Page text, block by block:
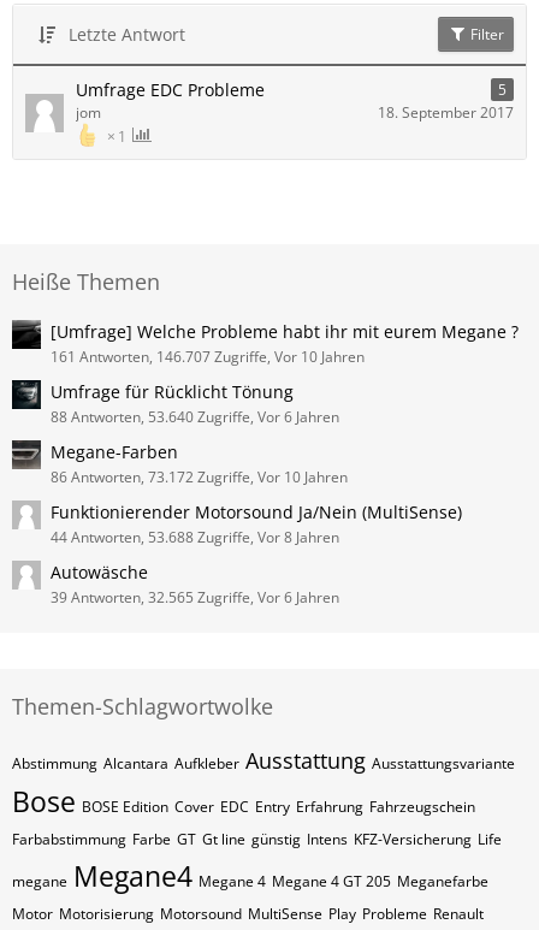
Letzte Antwort Filter
Umfrage EDC Probleme 5
1
jom 18. September 2017
Heiße Themen
[Umfrage] Welche Probleme habt ihr mit eurem Megane ?
161 Antworten, 146.707 Zugriffe, Vor 10 Jahren
Umfrage für Rücklicht Tönung
88 Antworten, 53.640 Zugriffe, Vor 6 Jahren
Megane-Farben
86 Antworten, 73.172 Zugriffe, Vor 10 Jahren
Funktionierender Motorsound Ja/Nein (MultiSense)
44 Antworten, 53.688 Zugriffe, Vor 8 Jahren
Autowäsche
39 Antworten, 32.565 Zugriffe, Vor 6 Jahren
Themen-Schlagwortwolke
Abstimmung Alcantara Aufkleber Ausstattung Ausstattungsvariante
Bose BOSE Edition Cover EDC Entry Erfahrung Fahrzeugschein
Farbabstimmung Farbe GT Gt line günstig Intens KFZ-Versicherung Life
megane Megane4 Megane 4 Megane 4 GT 205 Meganefarbe
Motor Motorisierung Motorsound MultiSense Play Probleme Renault